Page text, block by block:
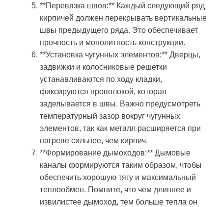
**Перевязка швов:** Каждый следующий ряд
кирпичей должен перекрывать вертикальные
швы предыдущего ряда. Это обеспечивает
прочность и монолитность конструкции.
**Установка чугунных элементов:** Дверцы,
задвижки и колосниковые решетки
устанавливаются по ходу кладки,
фиксируются проволокой, которая
заделывается в швы. Важно предусмотреть
температурный зазор вокруг чугунных
элементов, так как металл расширяется при
нагреве сильнее, чем кирпич.
**Формирование дымоходов:** Дымовые
каналы формируются таким образом, чтобы
обеспечить хорошую тягу и максимальный
теплообмен. Помните, что чем длиннее и
извилистее дымоход, тем больше тепла он